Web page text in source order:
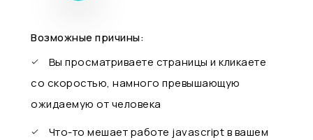
Возможные причины:
Вы просматриваете страницы и кликаете
со скоростью, намного превышающую
ожидаемую от человека
Что-то мешает работе javascript в вашем